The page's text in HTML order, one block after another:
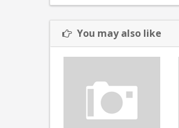
You may also like